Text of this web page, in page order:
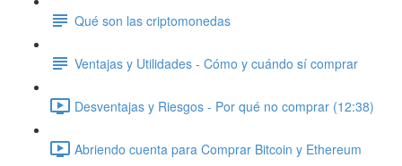
Qué son las criptomonedas
Ventajas y Utilidades - Cómo y cuándo sí comprar
Desventajas y Riesgos - Por qué no comprar (12:38)
Abriendo cuenta para Comprar Bitcoin y Ethereum